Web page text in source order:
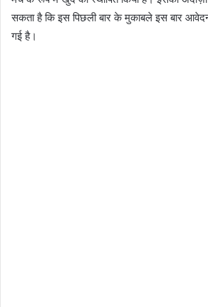
सकता है कि इस पिछली बार के मुकाबले इस बार
गई है।